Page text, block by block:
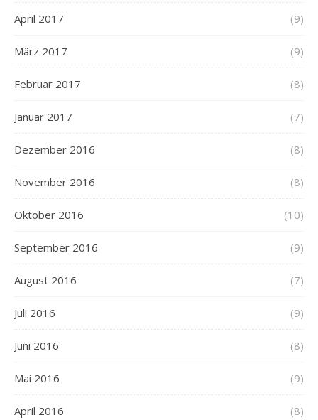
April 2017 (9)
März 2017 (9)
Februar 2017 (8)
Januar 2017 (7)
Dezember 2016 (8)
November 2016 (8)
Oktober 2016 (10)
September 2016 (9)
August 2016 (7)
Juli 2016 (9)
Juni 2016 (8)
Mai 2016 (9)
April 2016 (8)